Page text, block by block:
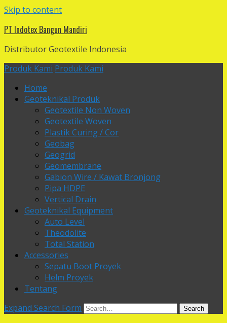
Skip to content
PT Indotex Bangun Mandiri
Distributor Geotextile Indonesia
Produk Kami Produk Kami
Home
Geoteknikal Produk
Geotextile Non Woven
Geotextile Woven
Plastik Curing / Cor
Geobag
Geogrid
Geomembrane
Gabion Wire / Kawat Bronjong
Pipa HDPE
Vertical Drain
Geoteknikal Equipment
Auto Level
Theodolite
Total Station
Accessories
Sepatu Boot Proyek
Helm Proyek
Tentang
Expand Search Form
Search